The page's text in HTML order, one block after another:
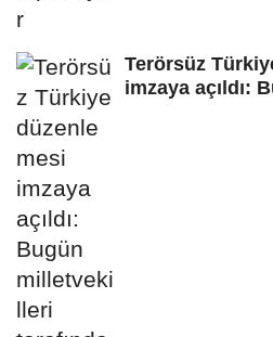
Terörsüz
imzaya açıldı: